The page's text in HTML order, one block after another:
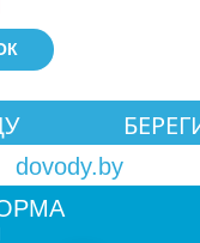
dovody.by